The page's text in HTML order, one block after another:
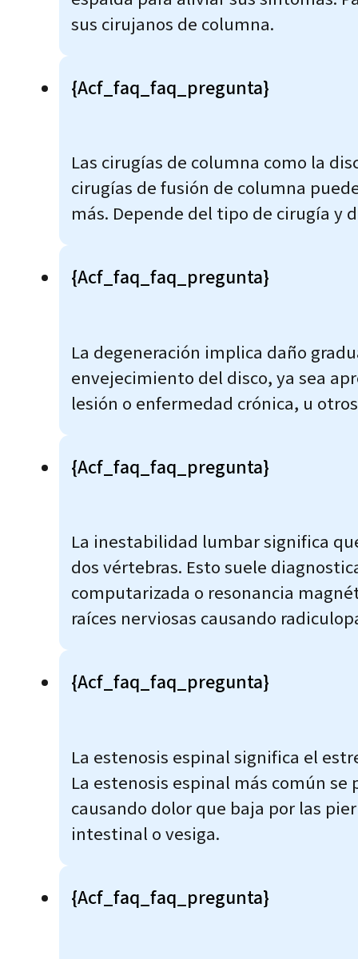
sus cirujanos de columna.
{acf_faq_faq_pregunta}
Las cirugías de columna como la
cirugías de fusión de columna
más. Depende del tipo de cirugía y
{acf_faq_faq_pregunta}
La degeneración implica daño
envejecimiento del disco, ya sea
lesión o enfermedad crónica, u
{acf_faq_faq_pregunta}
La inestabilidad lumbar significa
dos vértebras. Esto suele
computarizada o resonancia
raíces nerviosas causando
{acf_faq_faq_pregunta}
La estenosis espinal significa el
La estenosis espinal más común
causando dolor que baja por las
intestinal o vesiga.
{acf_faq_faq_pregunta}